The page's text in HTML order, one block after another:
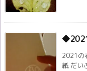
2021の
紙 だい